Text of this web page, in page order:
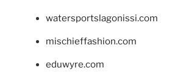
watersportslagonissi.com
mischieffashion.com
eduwyre.com